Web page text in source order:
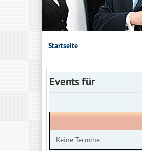
Startseite
Events für
Keine Termine